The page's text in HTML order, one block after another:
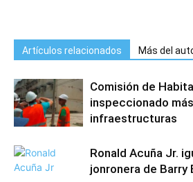
Artículos relacionados Más del
Comisión de
inspeccionado
infraestructuras
Ronald Acuña Jr.
jonronera de Barry